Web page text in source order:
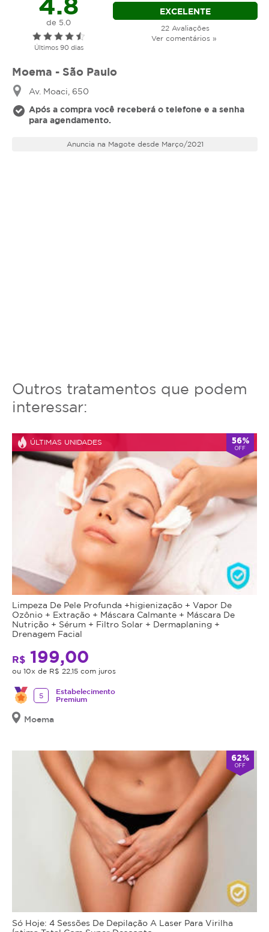
de 5.0
Últimos 90 dias
EXCELENTE
22 Avaliações
Ver comentários »
Moema - São Paulo
Av. Moaci, 650
Após a compra você receberá o telefone e a senha
para agendamento.
Anuncia na Magote desde Março/2021
Outros tratamentos que podem
interessar:
ÚLTIMAS UNIDADES 56%
OFF
Limpeza De Pele Profunda +higienização + Vapor De
Ozônio + Extração + Máscara Calmante + Máscara De
Nutrição + Sérum + Filtro Solar + Dermaplaning +
Drenagem Facial
R$ 199,00
ou 10x de R$ 22,15 com juros
5
Estabelecimento
Premium
Moema
62%
OFF
Só Hoje: 4 Sessões De Depilação A Laser Para Virilha